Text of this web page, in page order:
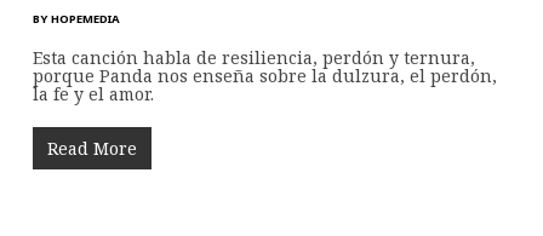
BY HOPEMEDIA
Esta canción habla de resiliencia, perdón y ternura,
porque Panda nos enseña sobre la dulzura, el perdón,
la fe y el amor.
Read More